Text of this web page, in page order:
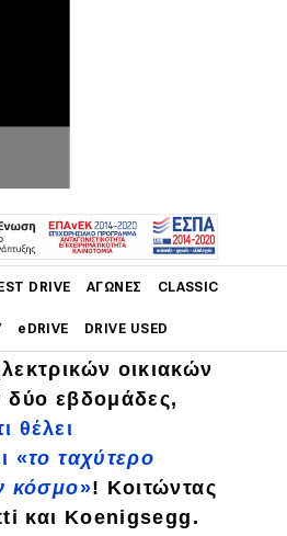
DRIVE ΑΓΏΝΕΣ CLASSIC
eDRIVE DRIVE USED
ως κορυφαίο
οικιακών
εβδομάδες,
θέλει
«το ταχύτερο
κόσμο»! Κοιτώντας
και Koenigsegg.